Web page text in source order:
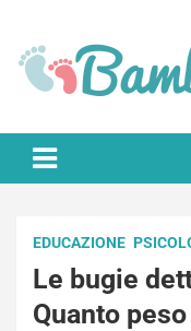
content
Bambino.it
EDUCAZIONE
Le bugie
Quanto